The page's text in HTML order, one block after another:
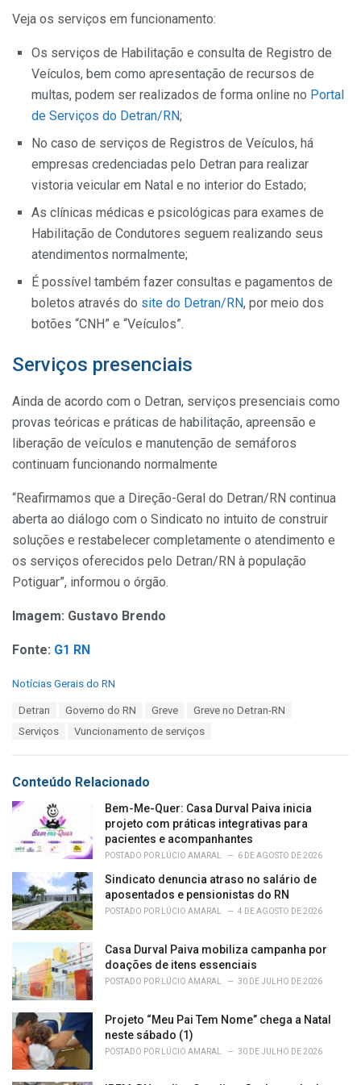
Veja os serviços em funcionamento:
Os serviços de Habilitação e consulta de Registro de
Veículos, bem como apresentação de recursos de
multas, podem ser realizados de forma online no Portal
de Serviços do Detran/RN;
No caso de serviços de Registros de Veículos, há
empresas credenciadas pelo Detran para realizar
vistoria veicular em Natal e no interior do Estado;
As clínicas médicas e psicológicas para exames de
Habilitação de Condutores seguem realizando seus
atendimentos normalmente;
É possível também fazer consultas e pagamentos de
boletos através do site do Detran/RN, por meio dos
botões “CNH” e “Veículos”.
Serviços presenciais
Ainda de acordo com o Detran, serviços presenciais como
provas teóricas e práticas de habilitação, apreensão e
liberação de veículos e manutenção de semáforos
continuam funcionando normalmente
“Reafirmamos que a Direção-Geral do Detran/RN continua
aberta ao diálogo com o Sindicato no intuito de construir
soluções e restabelecer completamente o atendimento e
os serviços oferecidos pelo Detran/RN à população
Potiguar”, informou o órgão.
Imagem: Gustavo Brendo
Fonte: G1 RN
C
i
e
s
Notícias Gerais do RN
Detran Governo do RN Greve
Greve no Detran-RN
Serviços
Vuncionamento de serviços
Conteúdo Relacionado
Bem-Me-Quer: Casa Durval Paiva inicia
projeto com práticas integrativas para
pacientes e acompanhantes
POSTADO POR LÚCIO AMARAL 6 DE AGOSTO DE 2026
Sindicato denuncia atraso no salário de
aposentados e pensionistas do RN
POSTADO POR LÚCIO AMARAL 4 DE AGOSTO DE 2026
Casa Durval Paiva mobiliza campanha por
doações de itens essenciais
POSTADO POR LÚCIO AMARAL 30 DE JULHO DE 2026
Projeto “Meu Pai Tem Nome” chega a Natal
neste sábado (1)
POSTADO POR LÚCIO AMARAL 30 DE JULHO DE 2026